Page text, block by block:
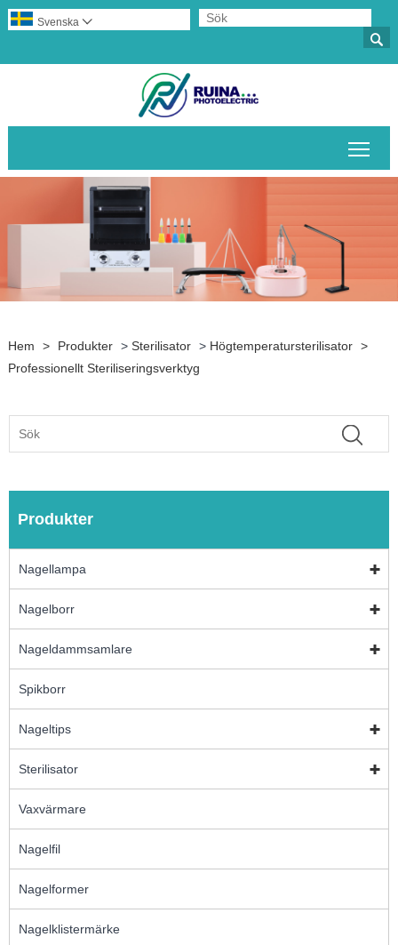

Svenska 
Hem > Produkter > Sterilisator > Högtemperatursterilisator >
Professionellt Steriliseringsverktyg
Produkter
Nagellampa
Nagelborr
Nageldammsamlare
Spikborr
Nageltips
Sterilisator
Vaxvärmare
Nagelfil
Nagelformer
Nagelklistermärke